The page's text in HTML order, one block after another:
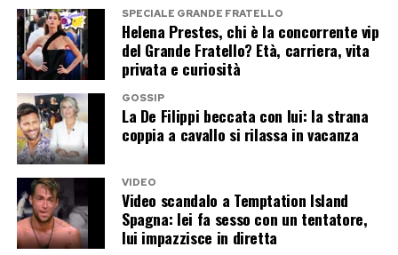
avvicinamento e lasciando intendere di non
provare lo stesso interesse.
Dopo il programma aveva anche difeso Sabrina
dalle critiche, ma il suo gesto non aveva
prodotto alcun seguito sentimentale. Ora la
cena con Sara rimescola improvvisamente le
carte e apre uno scenario che, fino a poche ore
fa, nessuno avrebbe considerato.
SPECIALE GRANDE FRATELLO
Helena Prestes, chi è la concorrente vip
del Grande Fratello? Età, carriera, vita
privata e curiosità
GOSSIP
La De Filippi beccata con lui: la strana
coppia a cavallo si rilassa in vacanza
VIDEO
Video scandalo a Temptation Island
Spagna: lei fa sesso con un tentatore,
lui impazzisce in diretta